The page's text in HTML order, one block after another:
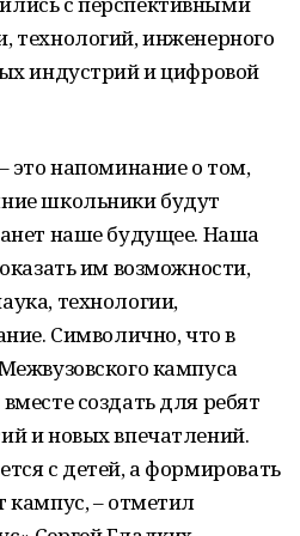
технологий, инженерного
индустрий и цифровой
это напоминание о том,
школьники будут
наше будущее. Наша
им возможности,
технологии,
Символично, что в
кампуса
создать для ребят
и новых впечатлений.
с детей, а формировать
кампус, – отметил